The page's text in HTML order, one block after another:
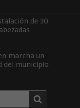
de 30
marcha un
del municipio